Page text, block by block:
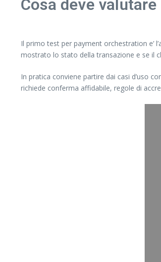
Cosa deve
Il primo test per payment orchestration e’
mostrato lo stato della transazione e se il
In pratica conviene partire dai casi d’uso
richiede conferma affidabile, regole di